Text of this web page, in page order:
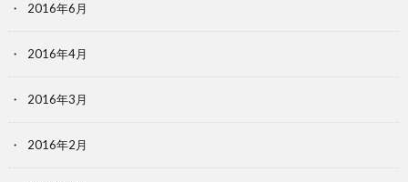
2016年6月
2016年4月
2016年3月
2016年2月